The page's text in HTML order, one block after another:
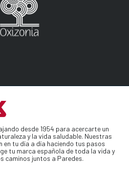
desde 1954 para acercarte un
y la vida saludable. Nuestras
tu día a día haciendo tus pasos
tu marca española de toda la vida y
caminos juntos a Paredes.